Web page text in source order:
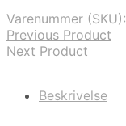
Varenummer (SKU):
Previous Product
Next Product
Beskrivelse